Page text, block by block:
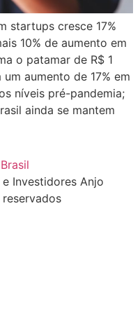
startups cresce 17%
10% de aumento em
o patamar de R$ 1
aumento de 17% em
níveis pré-pandemia;
ainda se mantem
Investidores Anjo